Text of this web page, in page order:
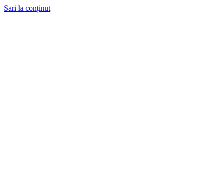
Sari la conținut